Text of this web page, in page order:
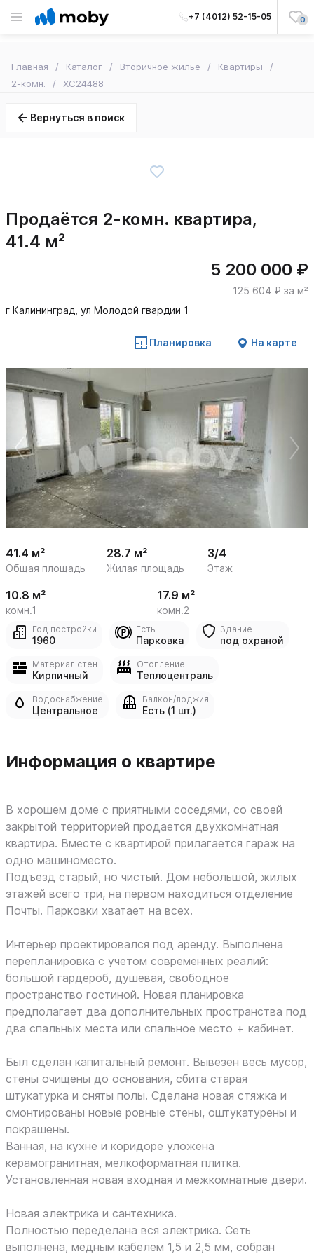
+7 (4012) 52-15-05 0
Главная Каталог Вторичное жилье
Квартиры
2-комн.
XC24488
Вернуться в поиск
Продаётся 2-комн. квартира,
41.4 м²
5 200 000 ₽
125 604 ₽ за м²
г Калининград, ул Молодой гвардии 1
Планировка На карте
1 18
41.4 м²
Общая площадь
28.7 м²
Жилая площадь
3/4
Этаж
10.8 м²
комн.1
17.9 м²
комн.2
Год постройки
1960
Есть
Парковка
Здание
под охраной
Материал стен
Кирпичный
Отопление
Теплоцентраль
Водоснабжение
Центральное
Балкон/лоджия
Есть (1 шт.)
Информация о квартире
В хорошем доме с приятными соседями, со своей
закрытой территорией продается двухкомнатная
квартира. Вместе с квартирой прилагается гараж на
одно машиноместо.
Подъезд старый, но чистый. Дом небольшой, жилых
этажей всего три, на первом находиться отделение
Почты. Парковки хватает на всех.
Интерьер проектировался под аренду. Выполнена
перепланировка с учетом современных реалий:
большой гардероб, душевая, свободное
пространство гостиной. Новая планировка
предполагает два дополнительных пространства под
два спальных места или спальное место + кабинет.
Был сделан капитальный ремонт. Вывезен весь мусор,
стены очищены до основания, сбита старая
штукатурка и сняты полы. Сделана новая стяжка и
смонтированы новые ровные стены, оштукатурены и
покрашены.
Ванная, на кухне и коридоре уложена
керамогранитная, мелкоформатная плитка.
Установленная новая входная и межкомнатные двери.
Новая электрика и сантехника.
Полностью переделана вся электрика. Сеть
выполнена, медным кабелем 1,5 и 2,5 мм, собран